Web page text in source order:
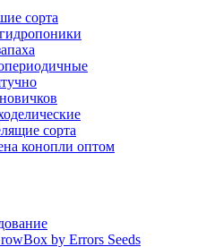
сорта
сорта
конопли оптом
by Errors Seeds